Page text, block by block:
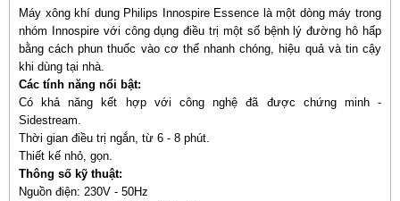
Máy xông khí dung Philips Innospire Essence là một dòng máy trong
nhóm Innospire với công dụng điều trị một số bệnh lý đường hô hấp
bằng cách phun thuốc vào cơ thể nhanh chóng, hiệu quả và tin cậy
khi dùng tại nhà.
Các tính năng nổi bật:
Có khả năng kết hợp với công nghệ đã được chứng minh -
Sidestream.
Thời gian điều trị ngắn, từ 6 - 8 phút.
Thiết kế nhỏ, gọn.
Thông số kỹ thuật:
Nguồn điện: 230V - 50Hz